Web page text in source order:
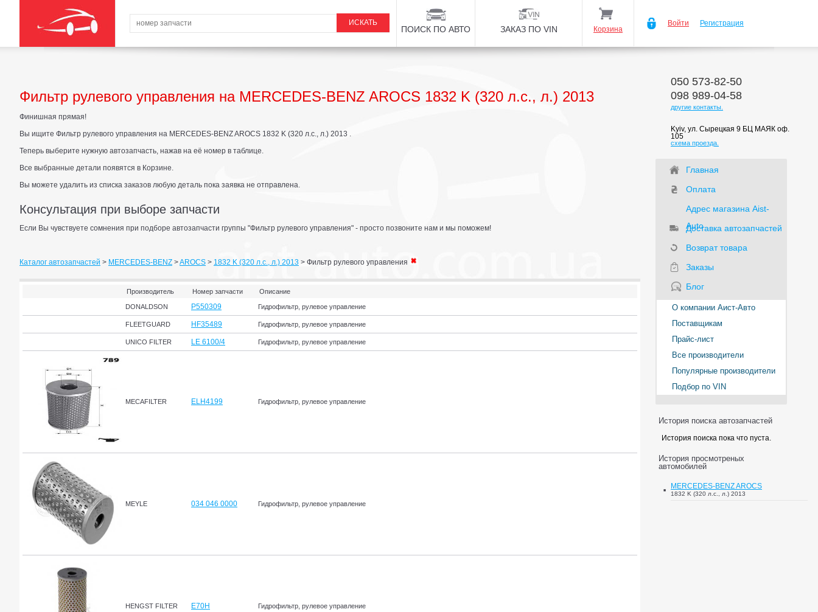
ПОИСК ПО АВТО ЗАКАЗ ПО VIN Корзина
Войти Регистрация
Фильтр рулевого управления на MERCEDES-BENZ AROCS 1832 K (320 л.с., л.) 2013
Финишная прямая!
Вы ищите Фильтр рулевого управления на MERCEDES-BENZ AROCS 1832 K (320 л.с., л.) 2013 .
Теперь выберите нужную автозапчасть, нажав на её номер в таблице.
Все выбранные детали появятся в Корзине.
Вы можете удалить из списка заказов любую деталь пока заявка не отправлена.
Консультация при выборе запчасти
Если Вы чувствуете сомнения при подборе автозапчасти группы "Фильтр рулевого управления" - просто позвоните нам и мы поможем!
Каталог автозапчастей > MERCEDES-BENZ >AROCS > 1832 K (320 л.с., л.) 2013 > Фильтр рулевого управления
Производитель Номер запчасти Описание
DONALDSON P550309 Гидрофильтр, рулевое управление
FLEETGUARD HF35489 Гидрофильтр, рулевое управление
UNICO FILTER LE 6100/4 Гидрофильтр, рулевое управление
MECAFILTER ELH4199 Гидрофильтр, рулевое управление
MEYLE 034 046 0000 Гидрофильтр, рулевое управление
HENGST FILTER E70H Гидрофильтр, рулевое управление
050 573-82-50
098 989-04-58
другие контакты.
Kyiv, ул. Сырецкая 9 БЦ МАЯК оф.
105
схема проезда.
Главная
Оплата
Адрес магазина Aist-
Auto
Доставка автозапчастей
Возврат товара
Заказы
Блог
О компании Аист-Авто
Поставщикам
Прайс-лист
Все производители
Популярные производители
Подбор по VIN
История поиска автозапчастей
История поиска пока что пуста.
История просмотреных
автомобилей
MERCEDES-BENZ AROCS
1832 K (320 л.с., л.) 2013